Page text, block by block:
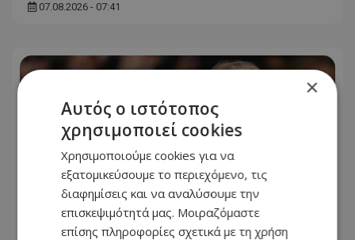
07.08.2026 - 07:41
×
Αυτός ο ιστότοπος
χρησιμοποιεί cookies
Χρησιμοποιούμε cookies για να
εξατομικεύσουμε το περιεχόμενο, τις
διαφημίσεις και να αναλύσουμε την
επισκεψιμότητά μας. Μοιραζόμαστε
επίσης πληροφορίες σχετικά με τη χρήση